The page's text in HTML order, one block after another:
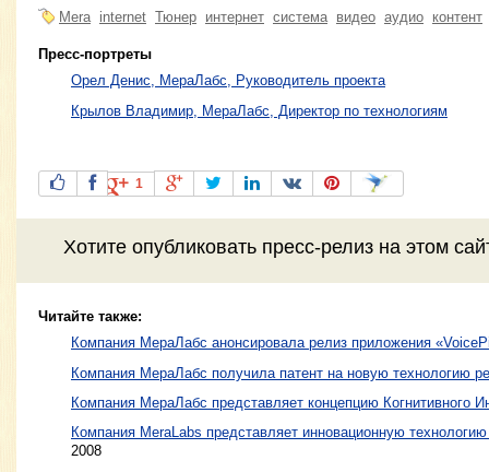
Mera internet Тюнер интернет система видео аудио контент
Пресс-портреты
Орел Денис, МераЛабс, Руководитель проекта
Крылов Владимир, МераЛабс, Директор по технологиям
1
Хотите опубликовать пресс-релизна этом
Читайте также:
Компания МераЛабс анонсировала релиз приложения
Компания МераЛабс получила патент на новую технологию
Компания МераЛабс представляет концепцию Когнитивного
Компания MeraLabs представляет инновационную
2008